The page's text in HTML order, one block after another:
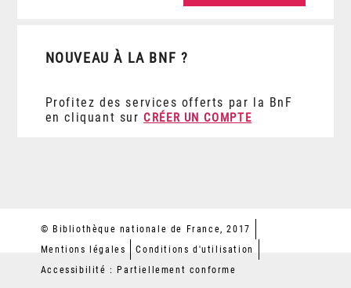
NOUVEAU À LA BNF ?
Profitez des services offerts par la BnF
en cliquant sur CRÉER UN COMPTE
© Bibliothèque nationale de France, 2017
Mentions légales
Conditions d'utilisation
Accessibilité : Partiellement conforme